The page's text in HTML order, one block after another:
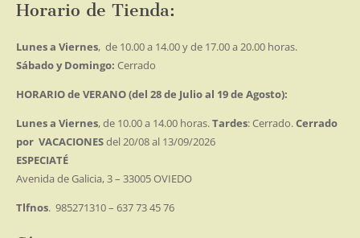
Horario de Tienda:
Lunes a Viernes, de 10.00 a 14.00 y de 17.00 a 20.00 horas.
Sábado y Domingo: Cerrado
HORARIO de VERANO (del 28 de Julio al 19 de Agosto):
Lunes a Viernes, de 10.00 a 14.00 horas.Tardes: Cerrado.Cerrado
por VACACIONESdel 20/08 al 13/09/2026
ESPECIATÉ
Avenida de Galicia, 3 – 33005 OVIEDO
Tlfnos. 985271310 – 637 73 45 76